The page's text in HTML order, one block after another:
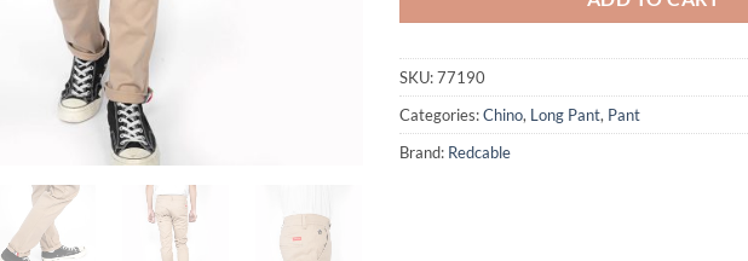
SKU:77190
Categories:Chino, Long Pant, Pant
Brand: Redcable